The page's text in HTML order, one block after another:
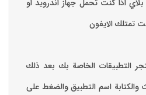
اذا كنت تحمل جهاز اندرويد او
تمتلك الايفون
التطبيقات الخاصة بك ‏بعد ذلك
والكتابة اسم التطبيق والضغط على